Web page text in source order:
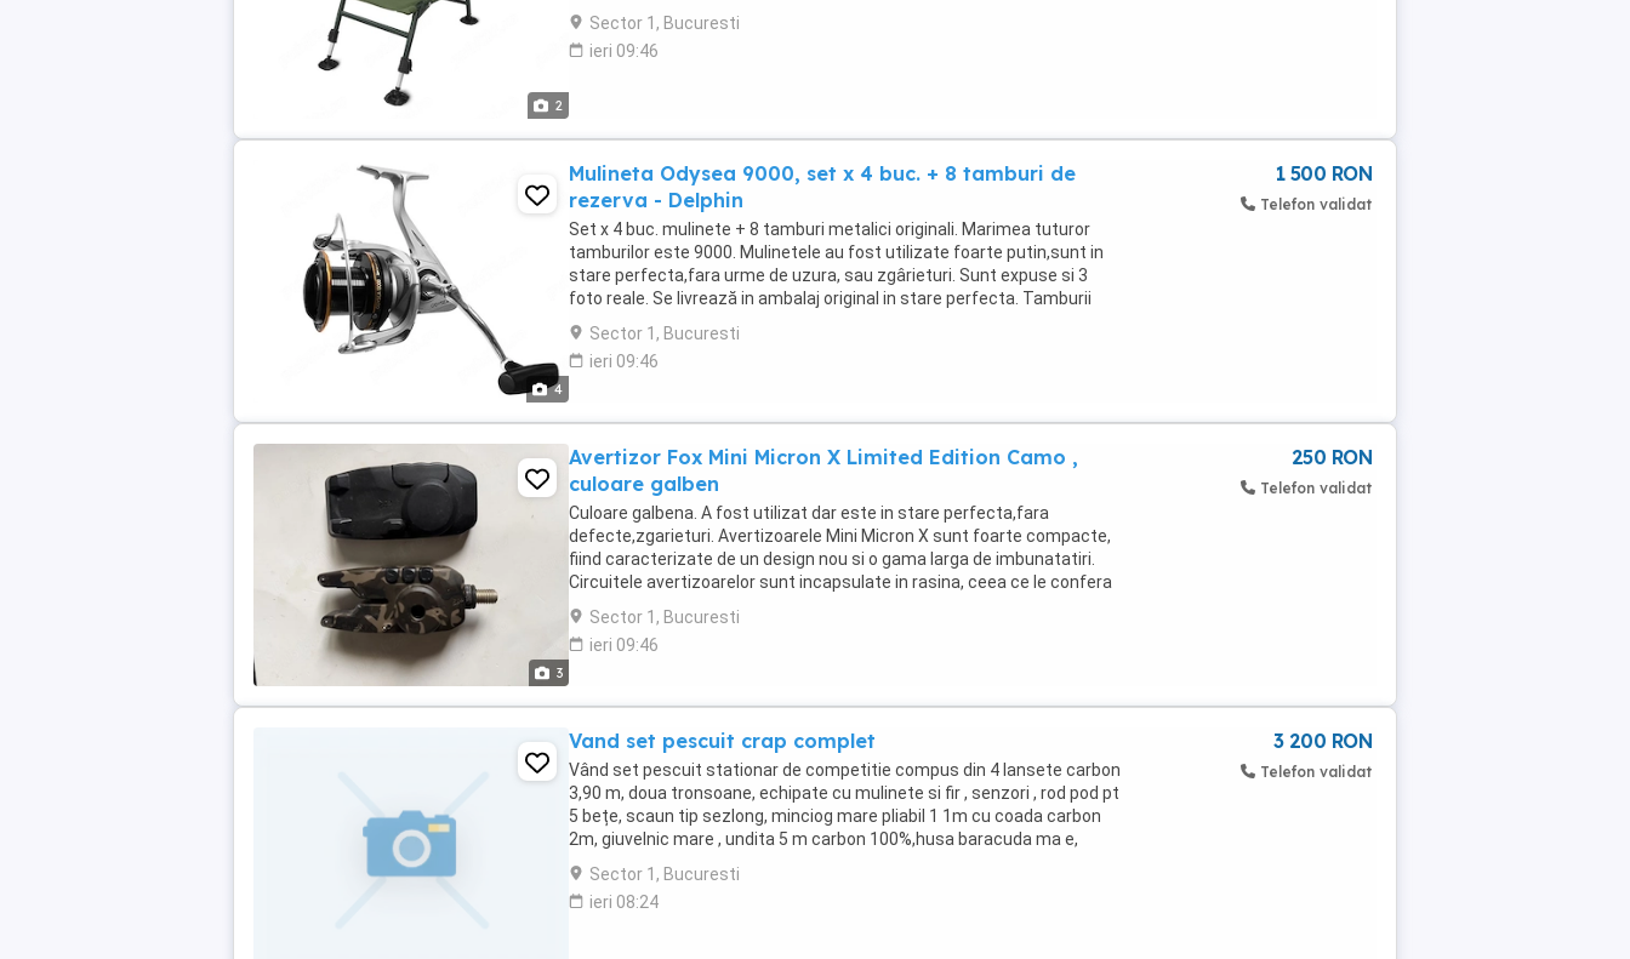
2
predestinat pentru expediţii ...
Sector 1, Bucuresti
ieri 09:46
4
Mulineta Odysea 9000, set x 4 buc. + 8 tamburi de
rezerva - Delphin
Set x 4 buc. mulinete + 8 tamburi metalici originali. Marimea tuturor
tamburilor este 9000. Mulinetele au fost utilizate foarte putin,sunt in
stare perfecta,fara urme de uzura, sau zgârieturi. Sunt expuse si 3
foto reale. Se livrează in ambalaj original in stare perfecta. Tamburii
sunt bobinati cu monofilament ...
Sector 1, Bucuresti
ieri 09:46
1 500 RON
Telefon validat
3
Avertizor Fox Mini Micron X Limited Edition Camo ,
culoare galben
Culoare galbena. A fost utilizat dar este in stare perfecta,fara
defecte,zgarieturi. Avertizoarele Mini Micron X sunt foarte compacte,
fiind caracterizate de un design nou si o gama larga de imbunatatiri.
Circuitele avertizoarelor sunt incapsulate in rasina, ceea ce le confera
o durata lunga de viata, ...
Sector 1, Bucuresti
ieri 09:46
250 RON
Telefon validat
Vand set pescuit crap complet
Vând set pescuit stationar de competitie compus din 4 lansete carbon
3,90 m, doua tronsoane, echipate cu mulinete si fir , senzori , rod pod pt
5 bețe, scaun tip sezlong, minciog mare pliabil 1 1m cu coada carbon
2m, giuvelnic mare , undita 5 m carbon 100%,husa baracuda ma e,
diferite role de fir, cântar ...
Sector 1, Bucuresti
ieri 08:24
3 200 RON
Telefon validat